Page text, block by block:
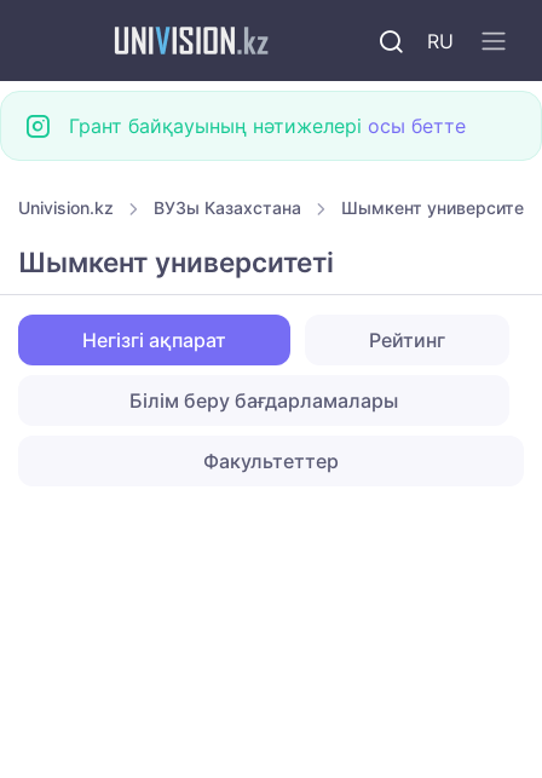
RU
Грант байқауының нәтижелері осы бетте
Univision.kz ВУЗы Казахстана Шымкент
Шымкент университеті
Негізгі ақпарат Рейтинг
Білім беру бағдарламалары
Факультеттер